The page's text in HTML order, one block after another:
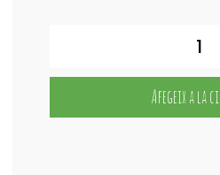
Cafè
Afegeix a la